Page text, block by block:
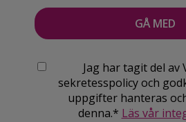
Jag har tagit del av
sekretesspolicy och
uppgifter hanteras
denna.* Läs vår